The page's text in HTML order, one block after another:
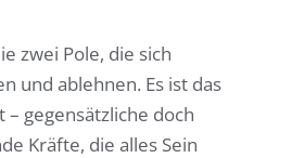
zwei Pole, die sich
und ablehnen. Es ist das
gegensätzliche doch
Kräfte, die alles Sein